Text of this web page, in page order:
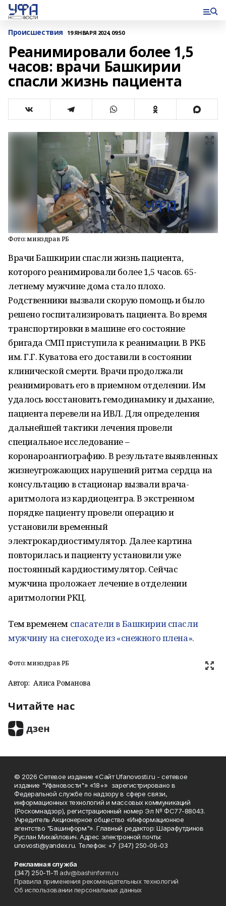
Происшествия 19 ЯНВАРЯ 2024, 09:50
Реанимировали более 1,5
часов: врачи Башкирии
спасли жизнь пациента
Фото: минздрав РБ
Врачи Башкирии спасли жизнь пациента,
которого реанимировали более 1,5 часов. 65-
летнему мужчине дома стало плохо.
Родственники вызвали скорую помощь и было
решено госпитализировать пациента. Во время
транспортировки в машине его состояние
бригада СМП приступила к реанимации. В РКБ
им. Г.Г. Куватова его доставили в состоянии
клинической смерти. Врачи продолжали
реанимировать его в приемном отделении. Им
удалось восстановить гемодинамику и дыхание,
пациента перевели на ИВЛ. Для определения
дальнейшей тактики лечения провели
специальное исследование –
коронароангиографию. В результате выявленных
жизнеугрожающих нарушений ритма сердца на
консультацию в стационар вызвали врача-
аритмолога из кардиоцентра. В экстренном
порядке пациенту провели операцию и
установили временный
электрокардиостимулятор. Далее картина
повторилась и пациенту установили уже
постоянный кардиостимулятор. Сейчас
мужчина проложает лечение в отделении
аритмологии РКЦ.
Тем временем спасатели в Башкирии спасли
мужчину на снегоходе из «снежного плена».
Фото: минздрав РБ
Автор: Алиса Романова
Читайте нас
© 2026 Сетевое издание «Сайт Ufanovosti.ru - сетевое
издание "Уфановости"» «18+» зарегистрировано в
Федеральной службе по надзору в сфере связи,
информационных технологий и массовых коммуникаций
(Роскомнадзор), регистрационный номер Эл № ФС77-88043.
Учредитель Акционерное общество «Информационное
агентство "Башинформ"». Главный редактор: Шарафутдинов
Руслан Михайлович. Адрес электронной почты:
unovosti@yandex.ru. Телефон: +7 (347) 250-06-03
Рекламная служба
(347) 250-11-11 adv@bashinform.ru
Правила применения рекомендательных технологий
Об использовании персональных данных